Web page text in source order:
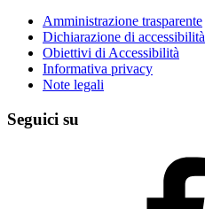
Amministrazione trasparente
Dichiarazione di accessibilità
Obiettivi di Accessibilità
Informativa privacy
Note legali
Seguici su